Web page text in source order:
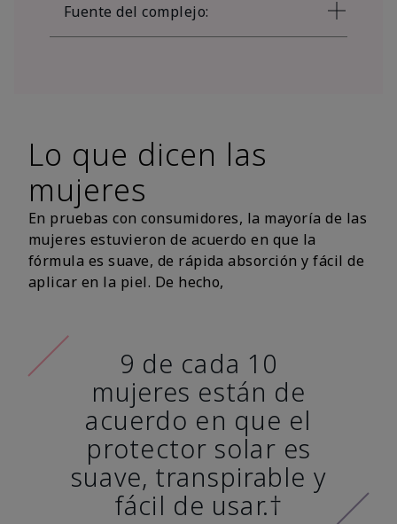
Fuente del complejo:
Lo que dicen las
mujeres
En pruebas con consumidores, la mayoría de las
mujeres estuvieron de acuerdo en que la
fórmula es suave, de rápida absorción y fácil de
aplicar en la piel. De hecho,
9 de cada 10
mujeres están de
acuerdo en que el
protector solar es
suave, transpirable y
fácil de usar.†